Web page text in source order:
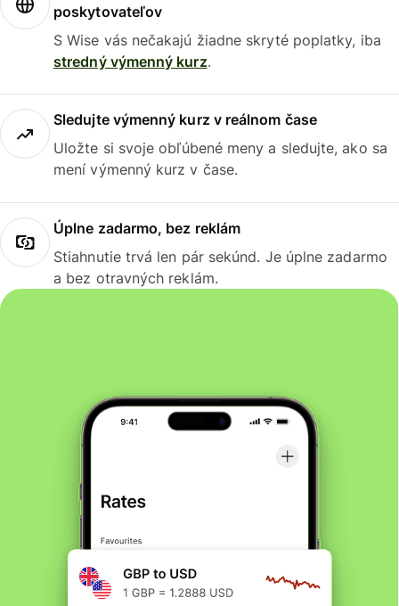
poskytovateľov
S Wise vás nečakajú žiadne skryté poplatky, iba
stredný výmenný kurz.
Sledujte výmenný kurz v reálnom čase
Uložte si svoje obľúbené meny a sledujte, ako sa
mení výmenný kurz v čase.
Úplne zadarmo, bez reklám
Stiahnutie trvá len pár sekúnd. Je úplne zadarmo
a bez otravných reklám.